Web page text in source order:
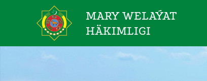
MARY WELAÝAT
HÄKIMLIGI